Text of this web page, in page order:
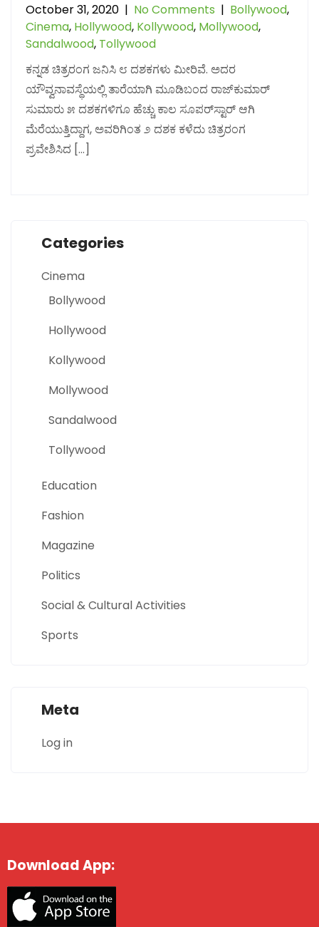
October 31, 2020 | No Comments | Bollywood,
Cinema, Hollywood, Kollywood, Mollywood,
Sandalwood, Tollywood
ಕನ್ನಡ ಚಿತ್ರರಂಗ ಜನಿಸಿ ೮ ದಶಕಗಳು ಮೀರಿವೆ. ಅದರ
ಯೌವ್ವನಾವಸ್ಥೆಯಲ್ಲಿ ತಾರೆಯಾಗಿ ಮೂಡಿಬಂದ ರಾಜ್‌ಕುಮಾರ್
ಸುಮಾರು ೫ ದಶಕಗಳಿಗೂ ಹೆಚ್ಚು ಕಾಲ ಸೂಪರ್‌ಸ್ಟಾರ್ ಆಗಿ
ಮೆರೆಯುತ್ತಿದ್ದಾಗ, ಅವರಿಗಿಂತ ೨ ದಶಕ ಕಳೆದು ಚಿತ್ರರಂಗ
ಪ್ರವೇಶಿಸಿದ […]
Categories
Cinema
Bollywood
Hollywood
Kollywood
Mollywood
Sandalwood
Tollywood
Education
Fashion
Magazine
Politics
Social & Cultural Activities
Sports
Meta
Log in
Download App: